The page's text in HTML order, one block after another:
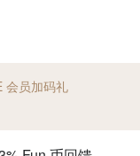
会员加码礼